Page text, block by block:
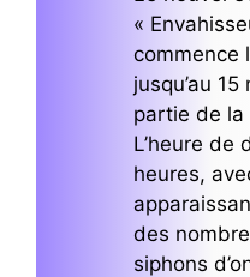
«
commence
jusqu’au
partie de la
L’heure de
heures,
des
siphons